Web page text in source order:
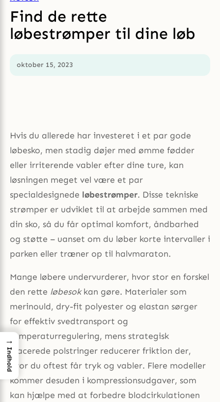
Find de rette
løbestrømper til dine løb
oktober 15, 2023
Hvis du allerede har investeret i et par gode
løbesko, men stadig døjer med ømme fødder
eller irriterende vabler efter dine ture, kan
løsningen meget vel være et par
specialdesignede løbestrømper. Disse tekniske
strømper er udviklet til at arbejde sammen med
din sko, så du får optimal komfort, åndbarhed
og støtte – uanset om du løber korte intervaller i
parken eller træner op til halvmaraton.
Mange løbere undervurderer, hvor stor en forskel
den rette løbesokkan gøre. Materialer som
merinould, dry-fit polyester og elastan sørger
for effektiv svedtransport og
temperaturregulering, mens strategisk
placerede polstringer reducerer friktion der,
hvor du oftest får tryk og vabler. Flere modeller
kommer desuden i kompressionsudgaver, som
kan hjælpe med at forbedre blodcirkulationen
→
Indhold